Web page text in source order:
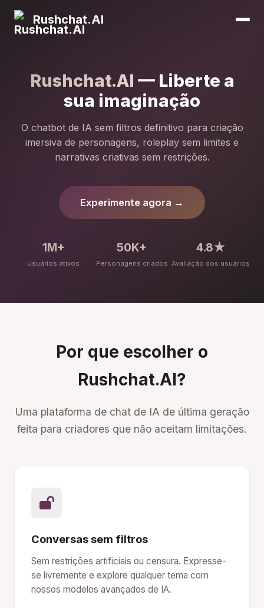
Rushchat.AI
Rushchat.AI — Liberte a
sua imaginação
O chatbot de IA sem filtros definitivo para criação
imersiva de personagens, roleplay sem limites e
narrativas criativas sem restrições.
Experimente agora →
1M+
Usuários ativos
50K+
Personagens criados
4.8★
Avaliação dos usuários
Por que escolher o
Rushchat.AI?
Uma plataforma de chat de IA de última geração
feita para criadores que não aceitam limitações.
Conversas sem filtros
Sem restrições artificiais ou censura. Expresse-
se livremente e explore qualquer tema com
nossos modelos avançados de IA.